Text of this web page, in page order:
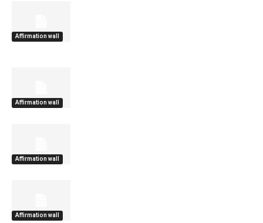
Affirmation wall
Affirmation wall
Affirmation wall
Affirmation wall